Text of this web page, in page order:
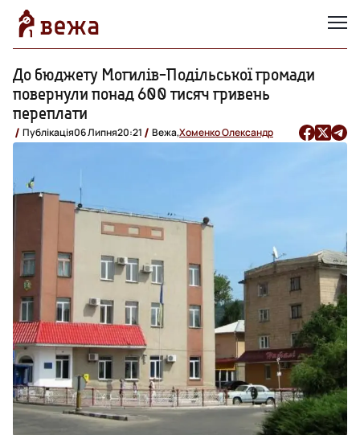
До бюджету Могилів-Подільської громади
повернули понад 600 тисяч гривень
переплати
Публікація06 Липня20:21 Вежа,Хоменко Олександр